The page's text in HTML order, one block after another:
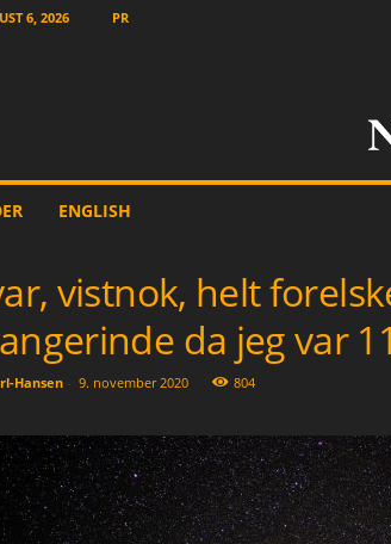
6, 2026 PR
ENGLISH
vistnok, helt
da jeg var 11
Hansen- 9. november 2020 804